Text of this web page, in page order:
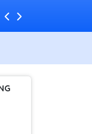
Máy tạo ẩm Xiaomi